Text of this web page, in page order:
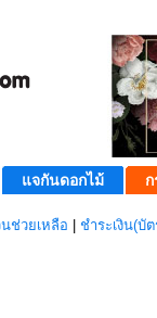
แจกันดอกไม้ ก
ช่วยเหลือ ชำระเงิน(บั